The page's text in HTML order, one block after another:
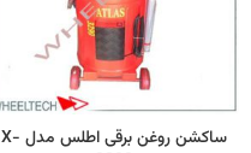
ساکشن روغن برقی اطلس مدل X-